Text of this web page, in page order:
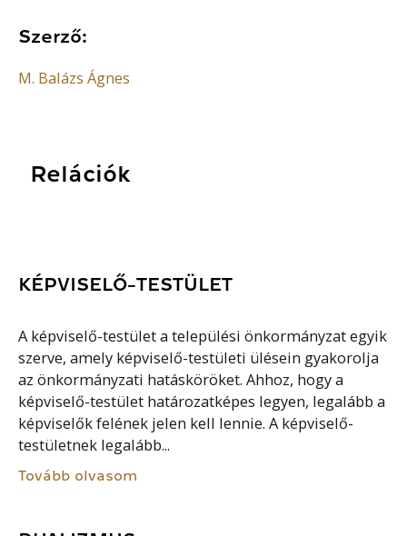
Szerző:
M. Balázs Ágnes
Relációk
KÉPVISELŐ-TESTÜLET
A képviselő-testület a települési önkormányzat egyik
szerve, amely képviselő-testületi ülésein gyakorolja
az önkormányzati hatásköröket. Ahhoz, hogy a
képviselő-testület határozatképes legyen, legalább a
képviselők felének jelen kell lennie. A képviselő-
testületnek legalább...
Tovább olvasom